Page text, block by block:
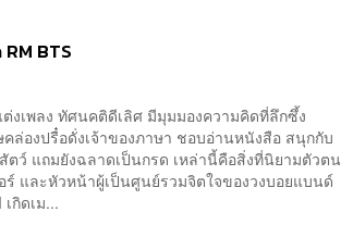
BTS
งเพลง ทัศนคติดีเลิศ มีมุมมองความคิดที่ลึกซึ้ง
ล่องปรื๋อดั่งเจ้าของภาษา ชอบอ่านหนังสือ สนุกกับ
ว์ แถมยังฉลาดเป็นกรด เหล่านี้คือสิ่งที่นิยามตัวตน
ร์ และหัวหน้าผู้เป็นศูนย์รวมจิตใจของวงบอยแบนด์
กิดเม...